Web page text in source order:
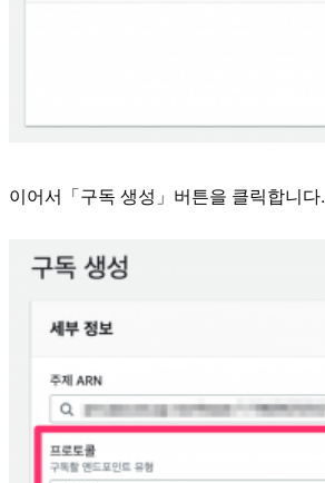
이어서「구독 생성」버튼을 클릭합니다.